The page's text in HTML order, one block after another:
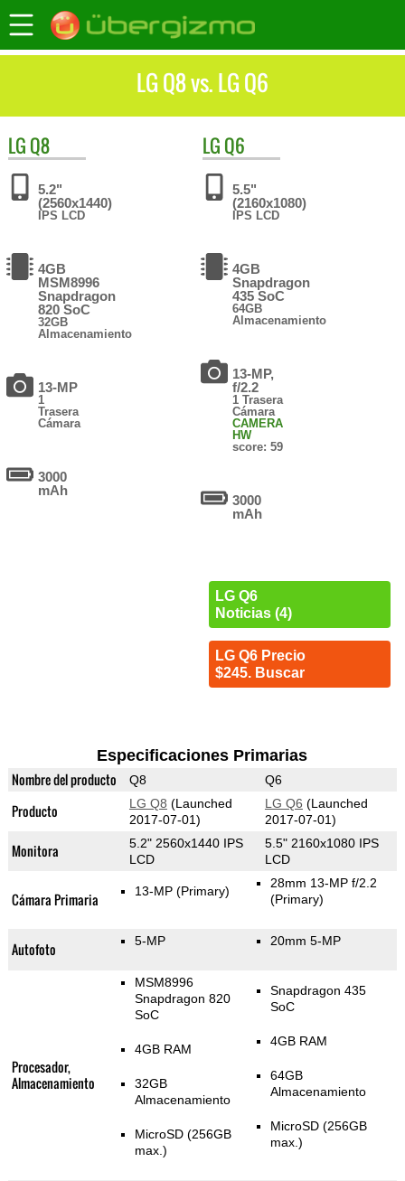
LG Q8 vs. LG Q6
LG Q8
5.2"
(2560x1440)
IPS LCD
4GB
MSM8996
Snapdragon
820 SoC
32GB
Almacenamiento
13-MP
1
Trasera
Cámara
3000
mAh
LG Q6
5.5"
(2160x1080)
IPS LCD
4GB
Snapdragon
435 SoC
64GB
Almacenamiento
13-MP,
f/2.2
1 Trasera
Cámara
CAMERA
HW
score: 59
3000
mAh
LG Q6
Noticias (4)
LG Q6 Precio
$245. Buscar
Especificaciones Primarias
Nombre del producto Q8 Q6
Producto LG Q8 (Launched
2017-07-01)
LG Q6 (Launched
2017-07-01)
Monitora
5.2" 2560x1440 IPS
LCD
5.5" 2160x1080 IPS
LCD
Cámara Primaria 13-MP (Primary)
28mm 13-MP f/2.2
(Primary)
Autofoto 5-MP 20mm 5-MP
Procesador,
Almacenamiento
MSM8996
Snapdragon 820
SoC
4GB RAM
32GB
Almacenamiento
MicroSD (256GB
max.)
Snapdragon 435
SoC
4GB RAM
64GB
Almacenamiento
MicroSD (256GB
max.)